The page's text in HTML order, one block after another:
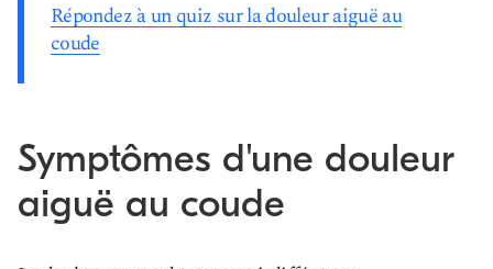
Répondez à un quiz sur la douleur aiguë au
coude
Symptômes d'une douleur
aiguë au coude